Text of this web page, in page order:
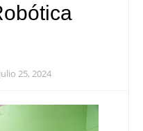
25, 2024